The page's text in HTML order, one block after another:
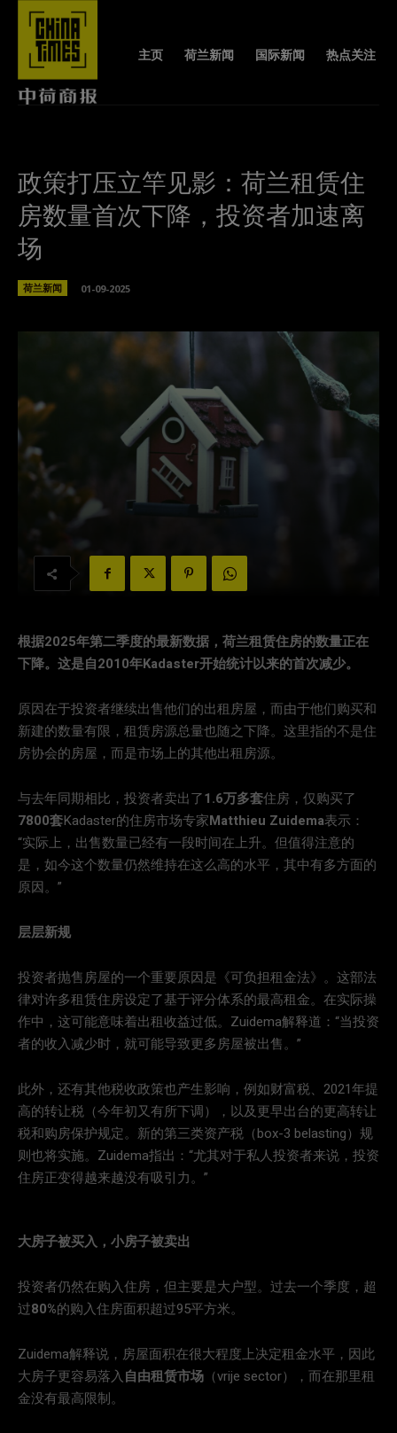
主页 荷兰新闻 国际新闻 热点关注
政策打压立竿见影：荷兰租赁住
房数量首次下降，投资者加速离
场
荷兰新闻 01-09-2025
根据2025年第二季度的最新数据，荷兰租赁住房的数量正在
下降。这是自2010年Kadaster开始统计以来的首次减少。
原因在于投资者继续出售他们的出租房屋，而由于他们购买和
新建的数量有限，租赁房源总量也随之下降。这里指的不是住
房协会的房屋，而是市场上的其他出租房源。
与去年同期相比，投资者卖出了1.6万多套住房，仅购买了
7800套Kadaster的住房市场专家Matthieu Zuidema表示：
“实际上，出售数量已经有一段时间在上升。但值得注意的
是，如今这个数量仍然维持在这么高的水平，其中有多方面的
原因。”
层层新规
投资者抛售房屋的一个重要原因是《可负担租金法》。这部法
律对许多租赁住房设定了基于评分体系的最高租金。在实际操
作中，这可能意味着出租收益过低。Zuidema解释道：“当投资
者的收入减少时，就可能导致更多房屋被出售。”
此外，还有其他税收政策也产生影响，例如财富税、2021年提
高的转让税（今年初又有所下调），以及更早出台的更高转让
税和购房保护规定。新的第三类资产税（box-3 belasting）规
则也将实施。Zuidema指出：“尤其对于私人投资者来说，投资
住房正变得越来越没有吸引力。”
大房子被买入，小房子被卖出
投资者仍然在购入住房，但主要是大户型。过去一个季度，超
过80%的购入住房面积超过95平方米。
Zuidema解释说，房屋面积在很大程度上决定租金水平，因此
大房子更容易落入自由租赁市场 （vrije sector），而在那里租
金没有最高限制。